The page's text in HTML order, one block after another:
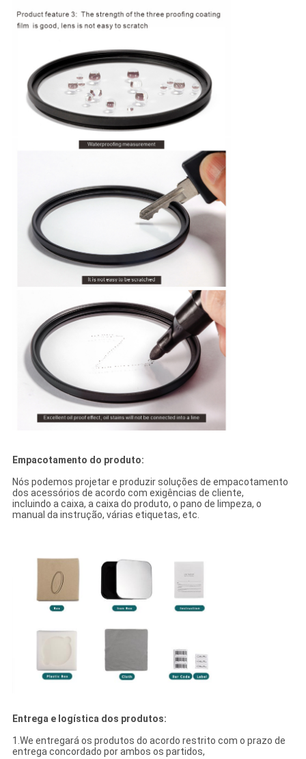
Empacotamento do produto:
Nós podemos projetar e produzir soluções de empacotamento
dos acessórios de acordo com exigências de cliente,
incluindo a caixa, a caixa do produto, o pano de limpeza, o
manual da instrução, várias etiquetas, etc.
Entrega e logística dos produtos:
1.We entregará os produtos do acordo restrito com o prazo de
entrega concordado por ambos os partidos,